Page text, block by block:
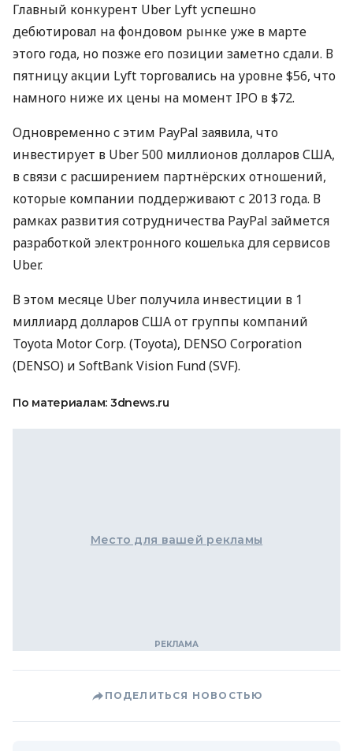
Главный конкурент Uber Lyft успешно
дебютировал на фондовом рынке уже в марте
этого года, но позже его позиции заметно сдали. В
пятницу акции Lyft торговались на уровне $56, что
намного ниже их цены на момент IPO в $72.
Одновременно с этим PayPal заявила, что
инвестирует в Uber 500 миллионов долларовСША,
в связи с расширением партнёрских отношений,
которые компании поддерживают с 2013 года. В
рамках развития сотрудничества PayPal займется
разработкой электронного кошелька для сервисов
Uber.
В этом месяце Uber получила инвестиции в 1
миллиард долларовСШАот группы компаний
Toyota Motor Corp. (Toyota), DENSO Corporation
(DENSO) и SoftBank Vision Fund (SVF).
По материалам: 3dnews.ru
Место для вашей рекламы
ПОДЕЛИТЬСЯ НОВОСТЬЮ